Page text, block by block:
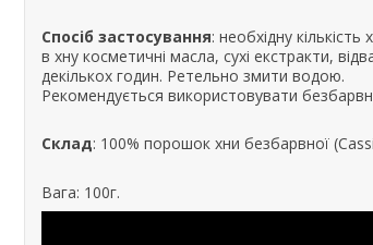
Спосіб застосування: необхідну
в хну косметичні масла, сухі екстракти,
декількох годин. Ретельно змити водою.
Рекомендується використовувати
Склад: 100% порошок хни безбарвної
Вага: 100г.